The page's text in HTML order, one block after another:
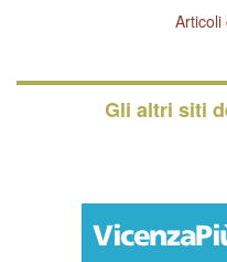
Articoli
Gli altri siti